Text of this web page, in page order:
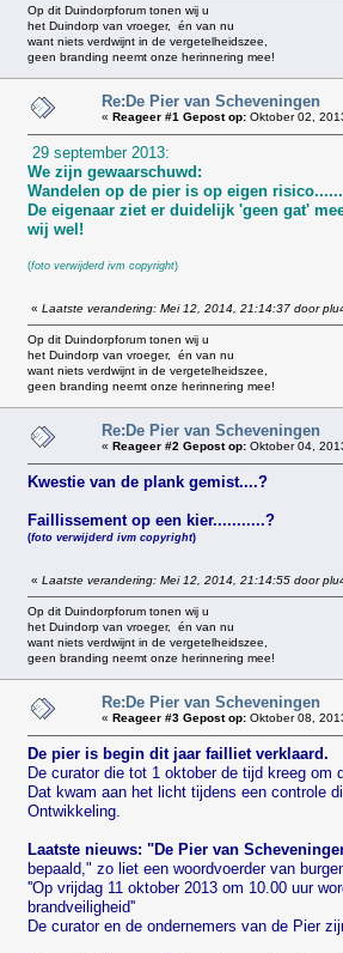
Op dit Duindorpforum tonen wij u
het Duindorp van vroeger, én van nu
want niets verdwijnt in de vergetelheidszee,
geen branding neemt onze herinnering mee!
Re:De Pier van Scheveningen
« Reageer #1 Gepost op: Oktober 02,
29 september 2013:
We zijn gewaarschuwd:
Wandelen op de pier is op eigen
De eigenaar ziet er duidelijk 'geen gat'
wij wel!
(foto verwijderd ivm copyright)
« Laatste verandering: Mei 12, 2014, 21:14:37 door
Op dit Duindorpforum tonen wij u
het Duindorp van vroeger, én van nu
want niets verdwijnt in de vergetelheidszee,
geen branding neemt onze herinnering mee!
Re:De Pier van Scheveningen
« Reageer #2 Gepost op: Oktober 04,
Kwestie van de plank gemist....?
Faillissement op een kier...........?
(foto verwijderd ivm copyright)
« Laatste verandering: Mei 12, 2014, 21:14:55 door
Op dit Duindorpforum tonen wij u
het Duindorp van vroeger, én van nu
want niets verdwijnt in de vergetelheidszee,
geen branding neemt onze herinnering mee!
Re:De Pier van Scheveningen
« Reageer #3 Gepost op: Oktober 08,
De pier is begin dit jaar failliet verklaard.
De curator die tot 1 oktober de tijd kreeg om
Dat kwam aan het licht tijdens een controle
Ontwikkeling.
Laatste nieuws: "De Pier van
bepaald," zo liet een woordvoerder van
''Op vrijdag 11 oktober 2013 om 10.00 uur
brandveiligheid''
De curator en de ondernemers van de Pier